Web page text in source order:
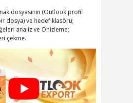
dosyasının (Outlook profil
dosya) ve hedef klasörü;
analiz ve Önizleme;
çekme.